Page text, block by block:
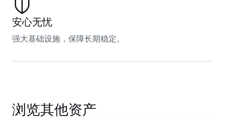
安心无忧
强大基础设施，保障长期稳定。
浏览其他资产